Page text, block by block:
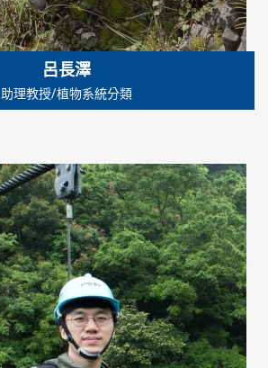
呂長澤
助理教授/植物系統分類